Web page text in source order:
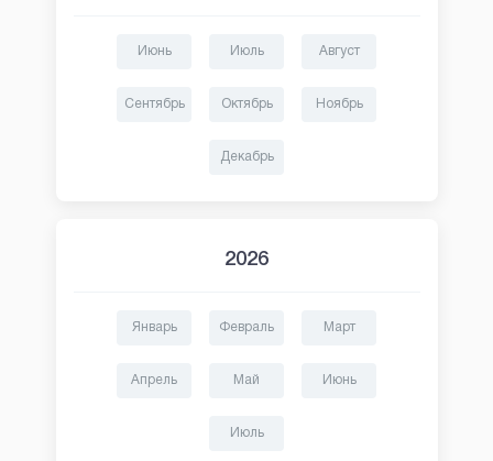
Июнь Июль Август
Сентябрь Октябрь Ноябрь
Декабрь
2026
Январь Февраль Март
Апрель Май Июнь
Июль